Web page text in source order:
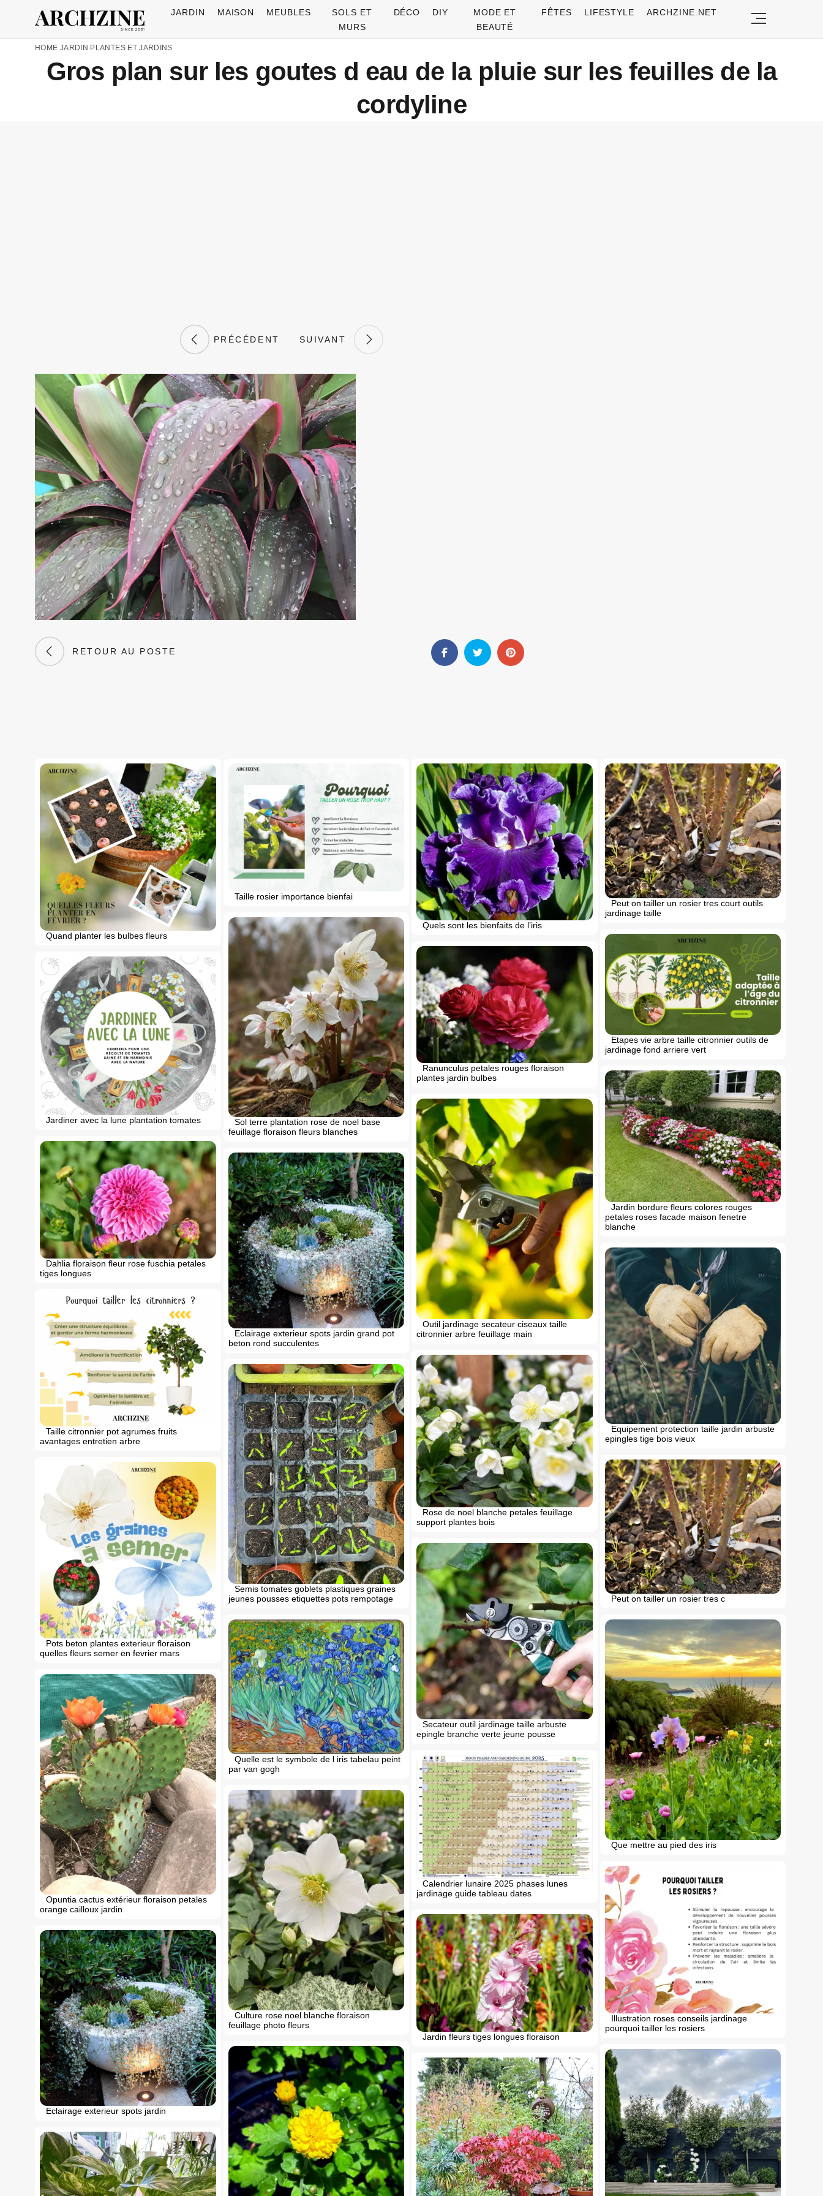
JARDIN MAISON MEUBLES
SOLS ET
MURS
DÉCO DIY
MODE ET
BEAUTÉ
FÊTES LIFESTYLE ARCHZINE.NET
HOME JARDIN PLANTES ET JARDINS
Gros plan sur les goutes d eau de la pluie sur les feuilles de la
cordyline
PRÉCÉDENT SUIVANT
RETOUR AU POSTE
Quand planter les bulbes fleurs
Taille rosier importance bienfai
Quels sont les bienfaits de l’iris
Peut on tailler un rosier tres court outils
jardinage taille
Sol terre plantation rose de noel base
feuillage floraison fleurs blanches
Etapes vie arbre taille citronnier outils de
jardinage fond arriere vert
Ranunculus petales rouges floraison
plantes jardin bulbes
Jardiner avec la lune plantation tomates
Jardin bordure fleurs colores rouges
petales roses facade maison fenetre
blanche
Outil jardinage secateur ciseaux taille
citronnier arbre feuillage main
Dahlia floraison fleur rose fuschia petales
tiges longues
Eclairage exterieur spots jardin grand pot
beton rond succulentes
Equipement protection taille jardin arbuste
epingles tige bois vieux
Taille citronnier pot agrumes fruits
avantages entretien arbre
Rose de noel blanche petales feuillage
support plantes bois
Semis tomates goblets plastiques graines
jeunes pousses etiquettes pots rempotage
Peut on tailler un rosier tres c
Pots beton plantes exterieur floraison
quelles fleurs semer en fеvrier mars
Secateur outil jardinage taille arbuste
epingle branche verte jeune pousse
Quelle est le symbole de l iris tabelau peint
par van gogh
Que mettre au pied des iris
Opuntia cactus extérieur floraison petales
orange cailloux jardin
Calendrier lunaire 2025 phases lunes
jardinage guide tableau dates
Culture rose noel blanche floraison
feuillage photo fleurs
Illustration roses conseils jardinage
pourquoi tailler les rosiers
Jardin fleurs tiges longues floraison
Eclairage exterieur spots jardin